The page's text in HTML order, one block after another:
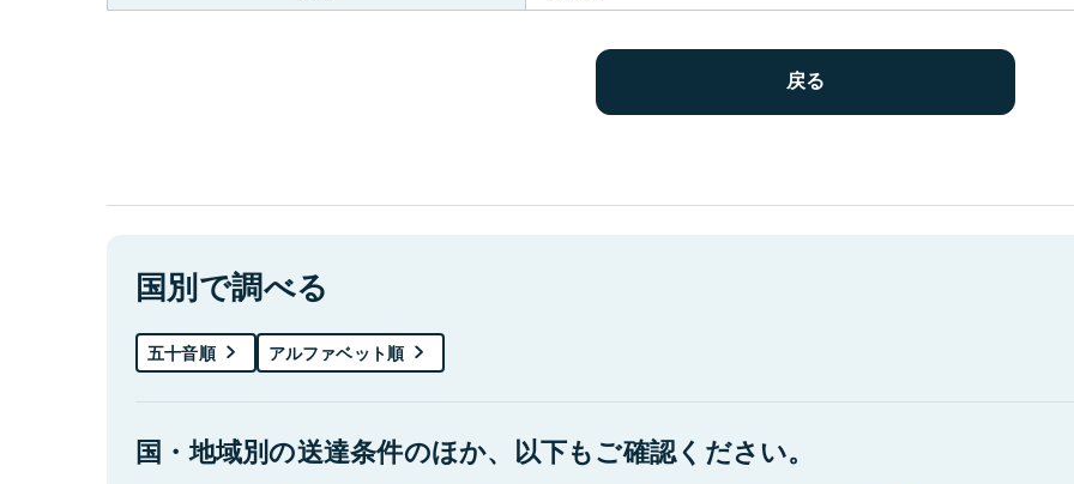
国別で調べる
五十音順 アルファベット順
国・地域別の送達条件のほか、以下もご確認ください。